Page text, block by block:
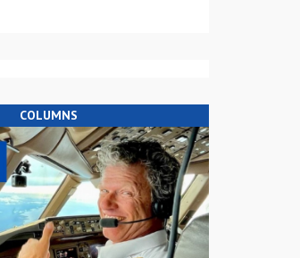
COLUMNS